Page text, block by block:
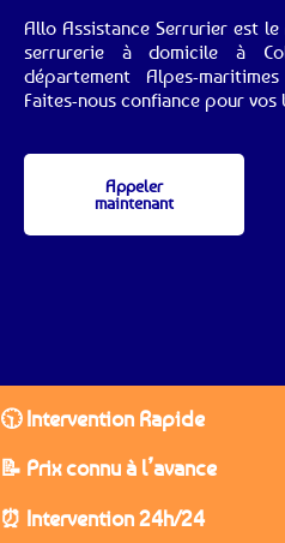
Allo Assistance Serrurier est
serrurerie à domicile à
département Alpes-
Faites-nous confiance pour vos
Appeler
maintenant
🕥 Intervention Rapide
📝 Prix connu à l’avance
⏰ Intervention 24h/24